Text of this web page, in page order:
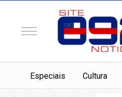
Especiais Cultura